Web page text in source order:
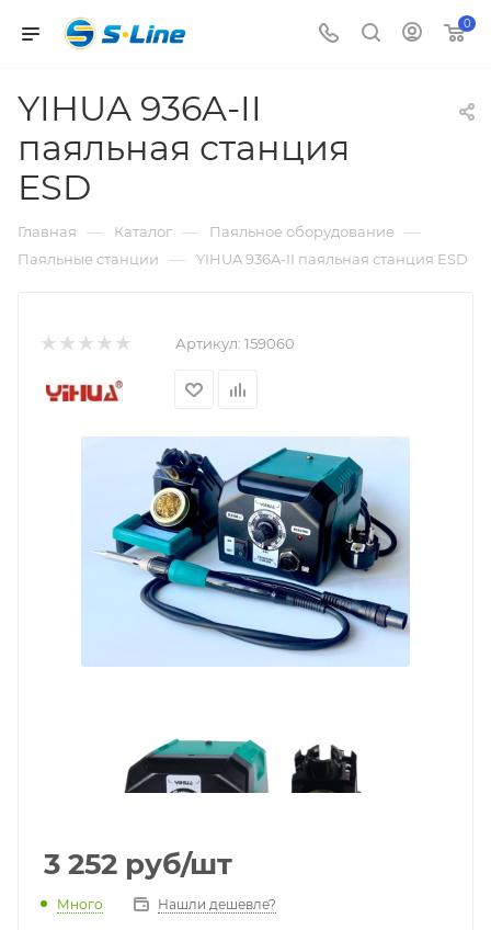
0
YIHUA 936A-II
паяльная станция
ESD
Главная — Каталог — Паяльное оборудование —
Паяльные станции — YIHUA 936A-II паяльная станция ESD
Артикул: 159060
3 252 руб/шт
Много Нашли дешевле?